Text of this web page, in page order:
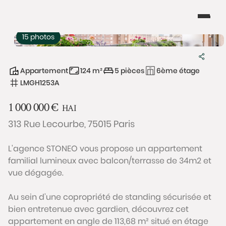
15 photos
Appartement 124 m² 5 pièces
6ème étage
LMGH1253A
1 000 000€ HAI
313 Rue Lecourbe, 75015 Paris
L'agence STONEO vous propose un appartement
familial lumineux avec balcon/terrasse de 34m2 et
vue dégagée.
Au sein d’une copropriété de standing sécurisée et
bien entretenue avec gardien, découvrez cet
appartement en angle de 113,68 m² situé en étage